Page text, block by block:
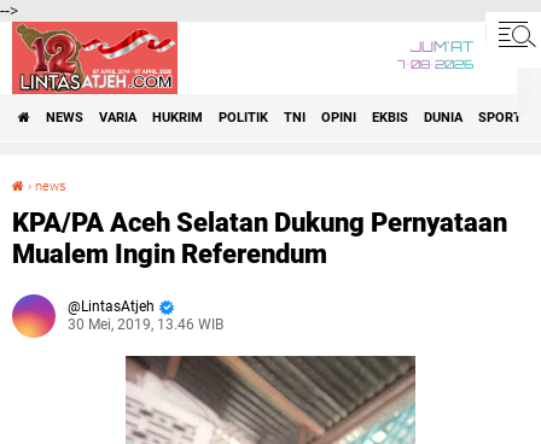
-->
JUM'AT
7•08•2026
NEWS VARIA HUKRIM POLITIK TNI OPINI EKBIS DUNIA SPORT
› news
KPA/PA Aceh Selatan Dukung Pernyataan
Mualem Ingin Referendum
LintasAtjeh
30 Mei, 2019, 13.46 WIB